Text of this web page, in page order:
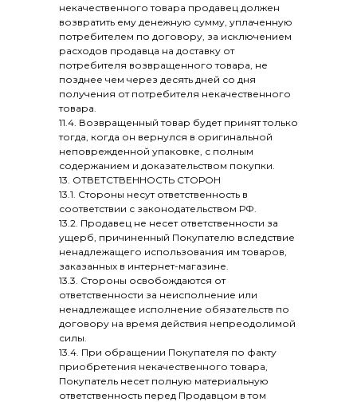
некачественного товара продавец должен
возвратить ему денежную сумму, уплаченную
потребителем по договору, за исключением
расходов продавца на доставку от
потребителя возвращенного товара, не
позднее чем через десять дней со дня
получения от потребителя некачественного
товара.
11.4. Возвращенный товар будет принят только
тогда, когда он вернулся в оригинальной
неповрежденной упаковке, с полным
содержанием и доказательством покупки.
13. ОТВЕТСТВЕННОСТЬ СТОРОН
13.1. Стороны несут ответственность в
соответствии с законодательством РФ.
13.2. Продавец не несет ответственности за
ущерб, причиненный Покупателю вследствие
ненадлежащего использования им товаров,
заказанных в интернет-магазине.
13.3. Стороны освобождаются от
ответственности за неисполнение или
ненадлежащее исполнение обязательств по
договору на время действия непреодолимой
силы.
13.4. При обращении Покупателя по факту
приобретения некачественного товара,
Покупатель несет полную материальную
ответственность перед Продавцом в том